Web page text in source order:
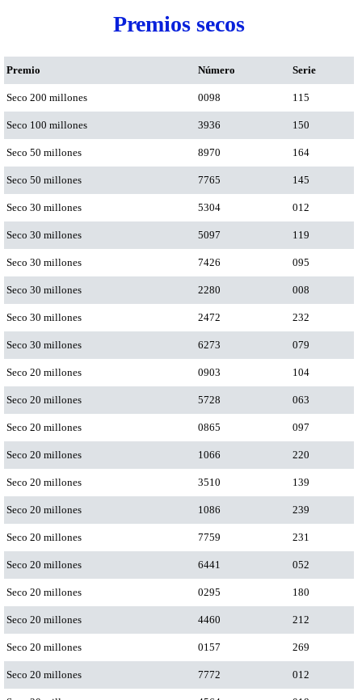
Premios secos
Premio Número Serie
Seco 200 millones 0098 115
Seco 100 millones 3936 150
Seco 50 millones 8970 164
Seco 50 millones 7765 145
Seco 30 millones 5304 012
Seco 30 millones 5097 119
Seco 30 millones 7426 095
Seco 30 millones 2280 008
Seco 30 millones 2472 232
Seco 30 millones 6273 079
Seco 20 millones 0903 104
Seco 20 millones 5728 063
Seco 20 millones 0865 097
Seco 20 millones 1066 220
Seco 20 millones 3510 139
Seco 20 millones 1086 239
Seco 20 millones 7759 231
Seco 20 millones 6441 052
Seco 20 millones 0295 180
Seco 20 millones 4460 212
Seco 20 millones 0157 269
Seco 20 millones 7772 012